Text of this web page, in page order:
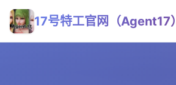
17号特工官网（Agent17）